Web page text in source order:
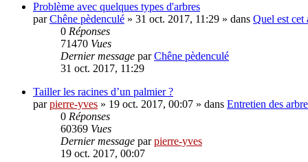
Problème avec quelques types d'arbres
parChêne pèdenculé » 31 oct. 2017, 11:29 » dans Quel est cet
0 Réponses
71470 Vues
Dernier message parChêne pèdenculé
31 oct. 2017, 11:29
Tailler les racines d’un palmier ?
parpierre-yves » 19 oct. 2017, 00:07 » dans Entretien des
0 Réponses
60369 Vues
Dernier message parpierre-yves
19 oct. 2017, 00:07